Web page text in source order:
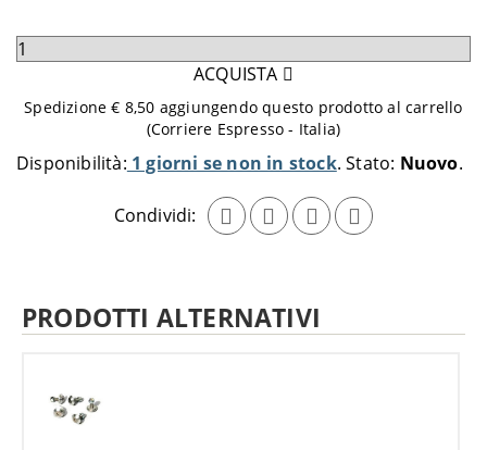
Disponibilità: 1 giorni se non in stock Stato: Nuovo
Condividi:
Seleziona
aggiungere
carrello
ACQUISTA
Spedizione € 8,50 aggiungendo questo prodotto al carrello
(Corriere Espresso - Italia)
PRODOTTI ALTERNATIVI